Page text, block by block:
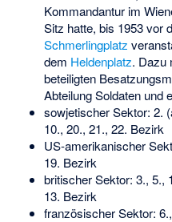
Kommandantur im
Sitz hatte, bis 1953 vor
Schmerlingplatz
dem Heldenplatz. Dazu
beteiligten
Abteilung Soldaten und
sowjetischer Sektor: 2.
10., 20., 21., 22. Bezirk
US-amerikanischer
19. Bezirk
britischer Sektor: 3., 5.,
13. Bezirk
französischer Sektor: